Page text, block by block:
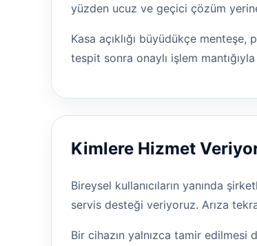
yüzden ucuz ve geçici çözüm
Kasa açıklığı büyüdükçe
tespit sonra onaylı işlem
Kimlere Hizmet
Bireysel kullanıcıların yanında
servis desteği veriyoruz. Arıza
Bir cihazın yalnızca tamir